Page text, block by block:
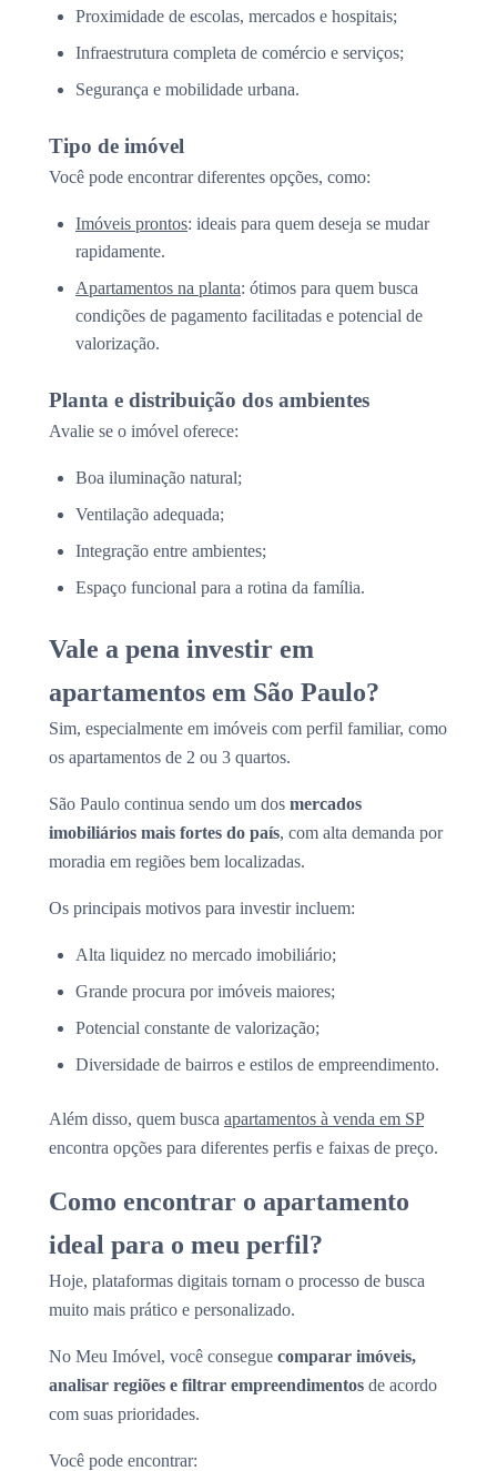
Proximidade de escolas, mercados e hospitais;
Infraestrutura completa de comércio e serviços;
Segurança e mobilidade urbana.
Tipo de imóvel
Você pode encontrar diferentes opções, como:
Imóveis prontos: ideais para quem deseja se mudar
rapidamente.
Apartamentos na planta: ótimos para quem busca
condições de pagamento facilitadas e potencial de
valorização.
Planta e distribuição dos ambientes
Avalie se o imóvel oferece:
Boa iluminação natural;
Ventilação adequada;
Integração entre ambientes;
Espaço funcional para a rotina da família.
Vale a pena investir em
apartamentos em São Paulo?
Sim, especialmente em imóveis com perfil familiar, como
os apartamentos de 2 ou 3 quartos.
São Paulo continua sendo um dos mercados
imobiliários mais fortes do país, com alta demanda por
moradia em regiões bem localizadas.
Os principais motivos para investir incluem:
Alta liquidez no mercado imobiliário;
Grande procura por imóveis maiores;
Potencial constante de valorização;
Diversidade de bairros e estilos de empreendimento.
Além disso, quem busca apartamentos à venda em SP
encontra opções para diferentes perfis e faixas de preço.
Como encontrar o apartamento
ideal para o meu perfil?
Hoje, plataformas digitais tornam o processo de busca
muito mais prático e personalizado.
No Meu Imóvel, você consegue comparar imóveis,
analisar regiões e filtrar empreendimentos de acordo
com suas prioridades.
Você pode encontrar: